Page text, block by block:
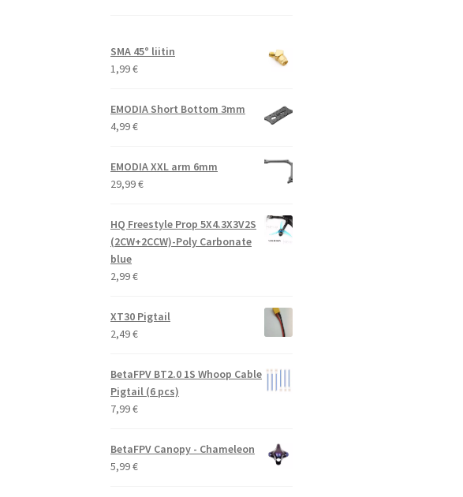
SMA 45° liitin
1,99€
EMODIA Short Bottom 3mm
4,99€
EMODIA XXL arm 6mm
29,99€
HQ Freestyle Prop 5X4.3X3V2S
(2CW+2CCW)-Poly Carbonate
blue
2,99€
XT30 Pigtail
2,49€
BetaFPV BT2.0 1S Whoop Cable
Pigtail (6 pcs)
7,99€
BetaFPV Canopy - Chameleon
5,99€